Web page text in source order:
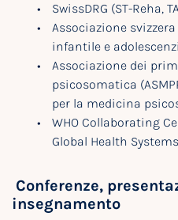
SwissDRG (ST-Reha,
Associazione
infantile e
Associazione dei
psicosomatica
per la medicina
WHO Collaborating
Global Health Systems
Conferenze,
insegnamento